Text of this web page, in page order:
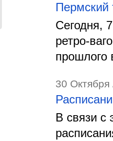
Пермский
Сегодня,
ретро-
прошлого
30 Октября
В связи с